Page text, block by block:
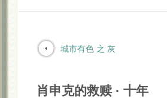
城市有色 之 灰
肖申克的救赎 · 十年